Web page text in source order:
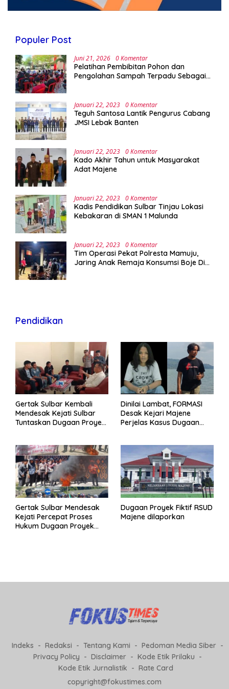
Populer Post
Juni 21, 2026 0 Komentar
Pelatihan Pembibitan Pohon dan
Pengolahan Sampah Terpadu Sebagai
Januari 22, 2023 0 Komentar
Teguh Santosa Lantik Pengurus Cabang
JMSI Lebak Banten
Januari 22, 2023 0 Komentar
Kado Akhir Tahun untuk Masyarakat
Adat Majene
Januari 22, 2023 0 Komentar
Kadis Pendidikan Sulbar Tinjau Lokasi
Kebakaran di SMAN 1 Malunda
Januari 22, 2023 0 Komentar
Tim Operasi Pekat Polresta Mamuju,
Jaring Anak Remaja Konsumsi Boje Di
Pendidikan
Gertak Sulbar Kembali
Mendesak Kejati Sulbar
Tuntaskan Dugaan Proyek
Dinilai Lambat, FORMASI
Desak Kejari Majene
Perjelas Kasus Dugaan
Gertak Sulbar Mendesak
Kejati Percepat Proses
Hukum Dugaan Proyek
Dugaan Proyek Fiktif RSUD
Majene dilaporkan
Indeks Redaksi Tentang Kami
Pedoman Media Siber
Privacy Policy
Disclaimer
Kode Etik Prilaku
Kode Etik Jurnalistik
Rate Card
copyright@fokustimes.com